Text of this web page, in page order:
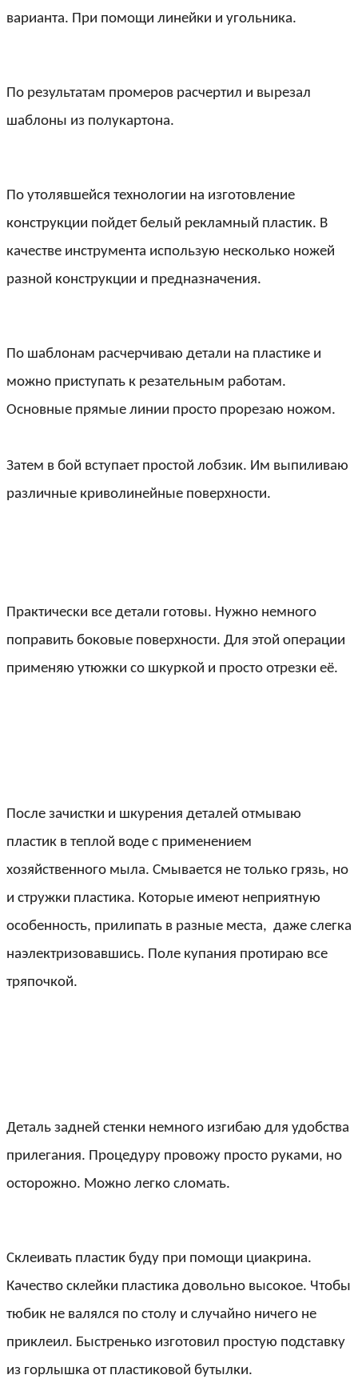
варианта. При помощи линейки и угольника.
По результатам промеров расчертил и вырезал
шаблоны из полукартона.
По утолявшейся технологии на изготовление
конструкции пойдет белый рекламный пластик. В
качестве инструмента использую несколько ножей
разной конструкции и предназначения.
По шаблонам расчерчиваю детали на пластике и
можно приступать к резательным работам.
Основные прямые линии просто прорезаю ножом.
Затем в бой вступает простой лобзик. Им выпиливаю
различные криволинейные поверхности.
Практически все детали готовы. Нужно немного
поправить боковые поверхности. Для этой операции
применяю утюжки со шкуркой и просто отрезки её.
После зачистки и шкурения деталей отмываю
пластик в теплой воде с применением
хозяйственного мыла. Смывается не только грязь, но
и стружки пластика. Которые имеют неприятную
особенность, прилипать в разные места, даже слегка
наэлектризовавшись. Поле купания протираю все
тряпочкой.
Деталь задней стенки немного изгибаю для удобства
прилегания. Процедуру провожу просто руками, но
осторожно. Можно легко сломать.
Склеивать пластик буду при помощи циакрина.
Качество склейки пластика довольно высокое. Чтобы
тюбик не валялся по столу и случайно ничего не
приклеил. Быстренько изготовил простую подставку
из горлышка от пластиковой бутылки.